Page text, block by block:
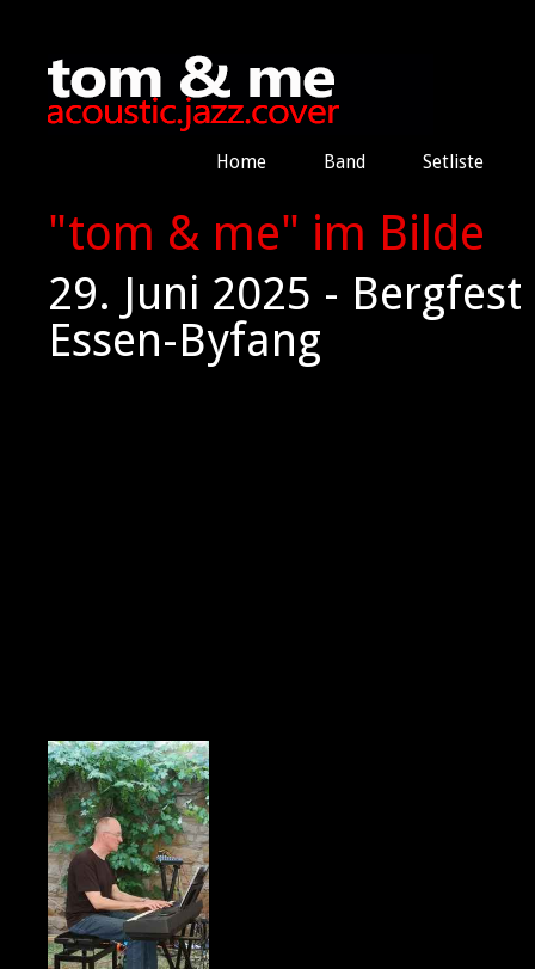
Home Band Setliste
"tom & me" im Bilde
29. Juni 2025 -
Essen-Byfang